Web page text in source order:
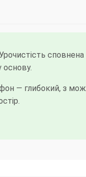
основу.
— глибокий, з